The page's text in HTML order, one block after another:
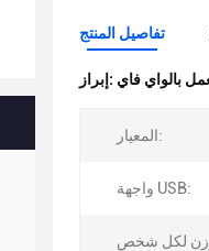
تفاصيل المنتج
إبراز:
المعيار:
واجهة USB: